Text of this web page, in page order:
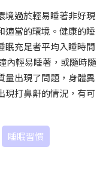
境過於輕易睡著非好現
適當的環境。健康的睡
眠充足者平均入睡時間
內輕易睡著，或隨時隨
量出現了問題，身體異
現打鼻鼾的情況，有可
睡眠習慣